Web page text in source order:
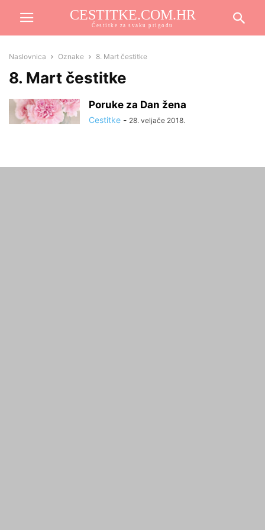
CESTITKE.COM.HR
Čestitke za svaku prigodu
Naslovnica Oznake 8. Mart čestitke
8. Mart čestitke
Poruke za Dan žena
Cestitke - 28. veljače 2018.